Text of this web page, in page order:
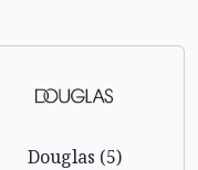
Douglas (5)